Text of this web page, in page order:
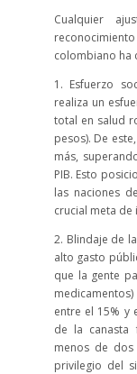
Cualquier
colombiano ha
1. Esfuerzo
realiza un
total en salud
pesos). De
más,
PIB. Esto
las naciones
crucial meta de
2. Blindaje de
alto gasto
que la gente
entre el 15% y
de la canasta
menos de dos
privilegio del